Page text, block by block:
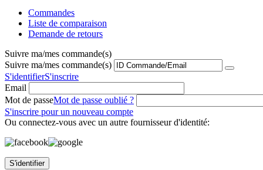
Commandes
Liste de comparaison
Demande de retours
Suivre ma/mes commande(s)
Suivre ma/mes commande(s)
S'identifierS'inscrire
Email
Mot de passeMot de passe oublié ?
S'inscrire pour un nouveau compte
Ou connectez-vous avec un autre fournisseur d'identité:
S'identifier